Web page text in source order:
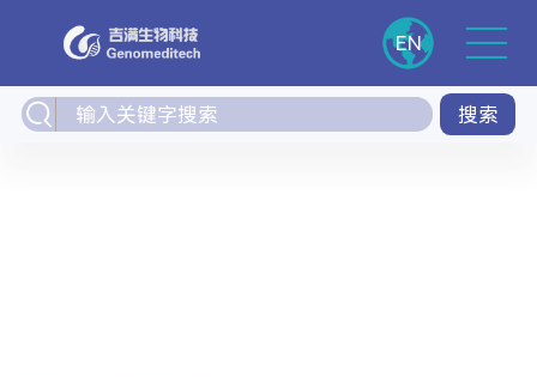
EN
搜索